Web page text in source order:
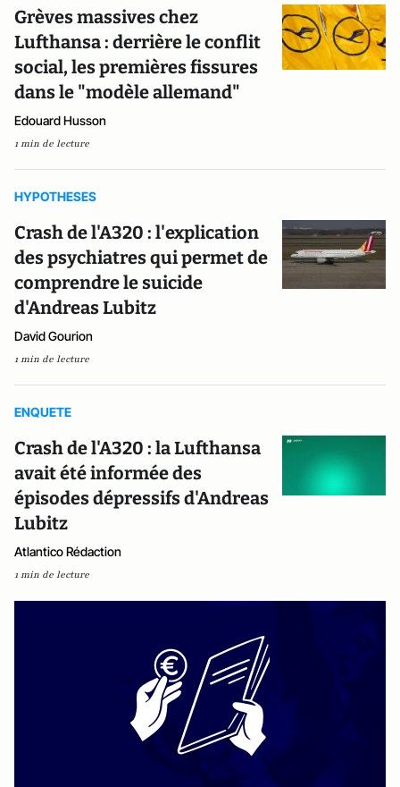
Grèves massives chez
Lufthansa : derrière le conflit
social, les premières fissures
dans le "modèle allemand"
Edouard Husson
1 min de lecture
HYPOTHESES
Crash de l'A320 : l'explication
des psychiatres qui permet de
comprendre le suicide
d'Andreas Lubitz
David Gourion
1 min de lecture
ENQUETE
Crash de l'A320 : la Lufthansa
avait été informée des
épisodes dépressifs d'Andreas
Lubitz
Atlantico Rédaction
1 min de lecture